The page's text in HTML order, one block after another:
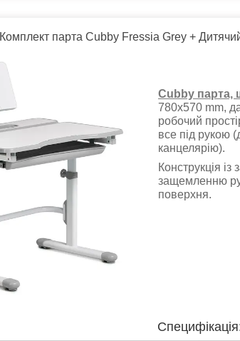
Комплект парта Cubby Fressia Grey +
Cubby парта,
780x570 mm,
робочий
все під рукою
канцелярію).
Конструкція
защемленню
поверхня.